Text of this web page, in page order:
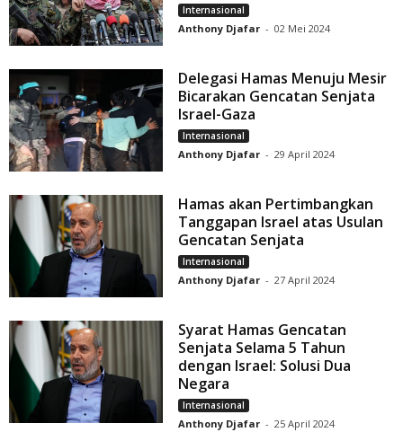
Internasional
Anthony Djafar - 02 Mei 2024
Delegasi Hamas Menuju Mesir
Bicarakan Gencatan Senjata
Israel-Gaza
Internasional
Anthony Djafar - 29 April 2024
Hamas akan Pertimbangkan
Tanggapan Israel atas Usulan
Gencatan Senjata
Internasional
Anthony Djafar - 27 April 2024
Syarat Hamas Gencatan
Senjata Selama 5 Tahun
dengan Israel: Solusi Dua
Negara
Internasional
Anthony Djafar - 25 April 2024